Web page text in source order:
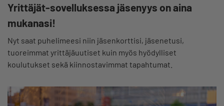
Yrittäjät-sovelluksessa jäsenyys on aina
mukanasi!
Nyt saat puhelimeesi niin jäsenkorttisi, jäsenetusi,
tuoreimmat yrittäjäuutiset kuin myös hyödylliset
koulutukset sekä kiinnostavimmat tapahtumat.